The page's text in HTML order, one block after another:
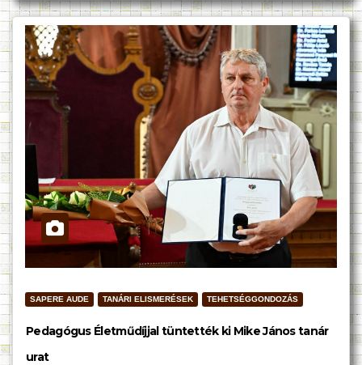
SAPERE AUDE TANÁRI ELISMERÉSEK TEHETSÉGGONDOZÁS
Pedagógus Életműdíjjal tüntették ki Mike János tanár
urat